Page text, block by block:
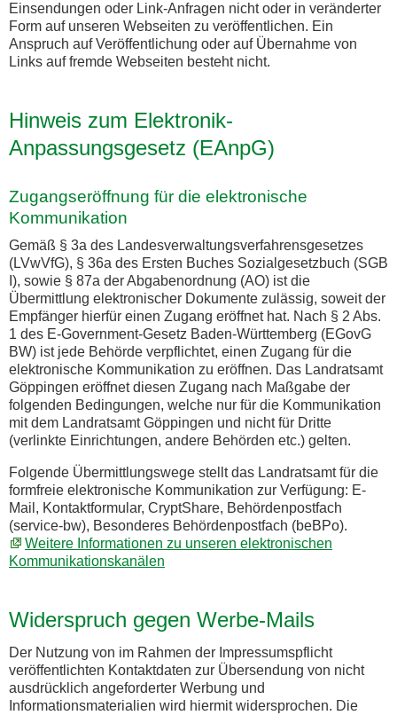
Einsendungen oder Link-Anfragen nicht oder in veränderter
Form auf unseren Webseiten zu veröffentlichen. Ein
Anspruch auf Veröffentlichung oder auf Übernahme von
Links auf fremde Webseiten besteht nicht.
Hinweis zum Elektronik-
Anpassungsgesetz (EAnpG)
Zugangseröffnung für die elektronische
Kommunikation
Gemäß § 3a des Landesverwaltungsverfahrensgesetzes
(LVwVfG), § 36a des Ersten Buches Sozialgesetzbuch (SGB
I), sowie § 87a der Abgabenordnung (AO) ist die
Übermittlung elektronischer Dokumente zulässig, soweit der
Empfänger hierfür einen Zugang eröffnet hat. Nach § 2 Abs.
1 des E-Government-Gesetz Baden-Württemberg (EGovG
BW) ist jede Behörde verpflichtet, einen Zugang für die
elektronische Kommunikation zu eröffnen. Das Landratsamt
Göppingen eröffnet diesen Zugang nach Maßgabe der
folgenden Bedingungen, welche nur für die Kommunikation
mit dem Landratsamt Göppingen und nicht für Dritte
(verlinkte Einrichtungen, andere Behörden etc.) gelten.
Folgende Übermittlungswege stellt das Landratsamt für die
formfreie elektronische Kommunikation zur Verfügung: E-
Mail, Kontaktformular, CryptShare, Behördenpostfach
(service-bw), Besonderes Behördenpostfach (beBPo).
Weitere Informationen zu unseren elektronischen
Kommunikationskanälen
Widerspruch gegen Werbe-Mails
Der Nutzung von im Rahmen der Impressumspflicht
veröffentlichten Kontaktdaten zur Übersendung von nicht
ausdrücklich angeforderter Werbung und
Informationsmaterialien wird hiermit widersprochen. Die